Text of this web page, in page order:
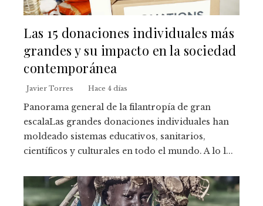
Las 15 donaciones individuales más
grandes y su impacto en la sociedad
contemporánea
Javier Torres Hace 4 días
Panorama general de la filantropía de gran
escalaLas grandes donaciones individuales han
moldeado sistemas educativos, sanitarios,
científicos y culturales en todo el mundo. A lo l...